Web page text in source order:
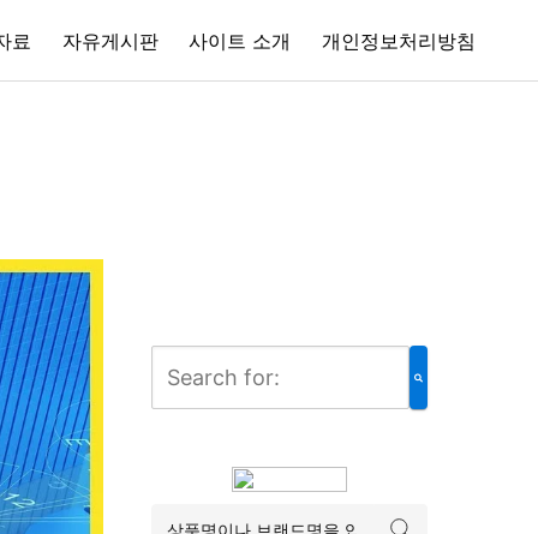
료 자유게시판 사이트 소개 개인정보처리방침